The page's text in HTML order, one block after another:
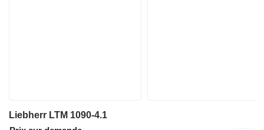
Liebherr LTM 1090-4.1